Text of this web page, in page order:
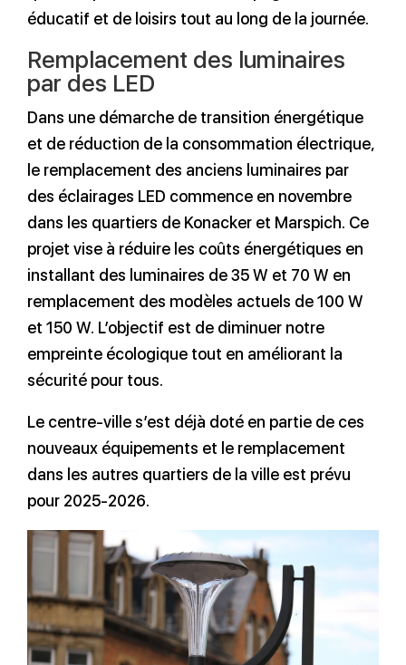
éducatif et de loisirs tout au long de la journée.
Remplacement des luminaires
par des LED
Dans une démarche de transition énergétique
et de réduction de la consommation électrique,
le remplacement des anciens luminaires par
des éclairages LED commence en novembre
dans les quartiers de Konacker et Marspich. Ce
projet vise à réduire les coûts énergétiques en
installant des luminaires de 35 W et 70 W en
remplacement des modèles actuels de 100 W
et 150 W. L’objectif est de diminuer notre
empreinte écologique tout en améliorant la
sécurité pour tous.
Le centre-ville s’est déjà doté en partie de ces
nouveaux équipements et le remplacement
dans les autres quartiers de la ville est prévu
pour 2025-2026.